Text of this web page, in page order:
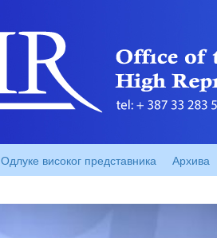
Одлуке високог представника Архива